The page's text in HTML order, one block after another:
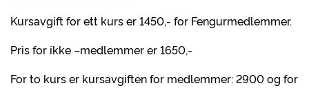
Kursavgift for ett kurs er 1450,- for Fengurmedlemmer.
Pris for ikke –medlemmer er 1650,-
For to kurs er kursavgiften for medlemmer: 2900 og for